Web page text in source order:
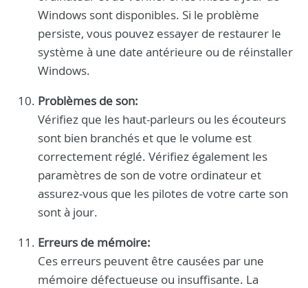
Windows sont disponibles. Si le problème
persiste, vous pouvez essayer de restaurer le
système à une date antérieure ou de réinstaller
Windows.
Problèmes de son:
Vérifiez que les haut-parleurs ou les écouteurs
sont bien branchés et que le volume est
correctement réglé. Vérifiez également les
paramètres de son de votre ordinateur et
assurez-vous que les pilotes de votre carte son
sont à jour.
Erreurs de mémoire:
Ces erreurs peuvent être causées par une
mémoire défectueuse ou insuffisante. La